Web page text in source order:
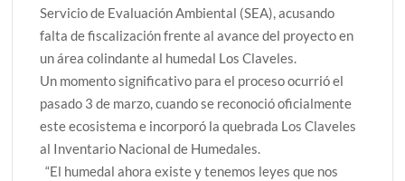
Servicio de Evaluación Ambiental (SEA), acusando
falta de fiscalización frente al avance del proyecto en
un área colindante al humedal Los Claveles.
Un momento significativo para el proceso ocurrió el
pasado 3 de marzo, cuando se reconoció oficialmente
este ecosistema e incorporó la quebrada Los Claveles
al Inventario Nacional de Humedales.
“El humedal ahora existe y tenemos leyes que nos